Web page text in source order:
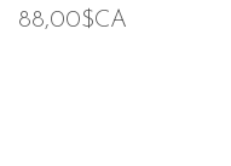
88,00$CA